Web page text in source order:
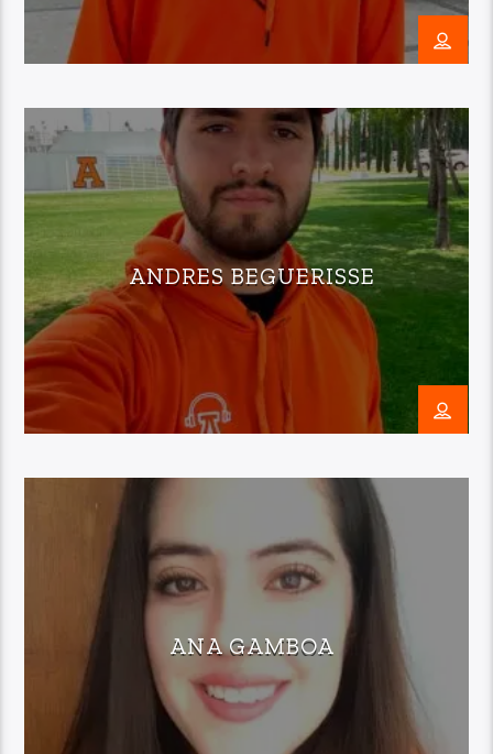
ANDRES BEGUERISSE
ANA GAMBOA